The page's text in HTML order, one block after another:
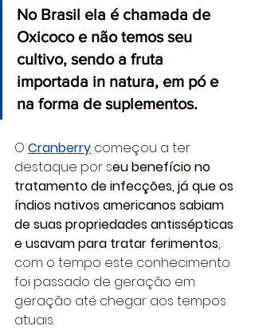
No Brasil ela é chamada de
Oxicoco e não temos seu
cultivo, sendo a fruta
importada in natura, em pó e
na forma de suplementos.
O Cranberry começou a ter
destaque por seu benefício no
tratamento de infecções, já que os
índios nativos americanos sabiam
de suas propriedades antissépticas
e usavam para tratar ferimentos,
com o tempo este conhecimento
foi passado de geração em
geração até chegar aos tempos
atuais.